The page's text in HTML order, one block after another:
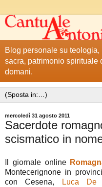
Blog personale su
sacra, patrimonio spirituale
domani.
mercoledì 31 agosto 2011
Sacerdote
scismatico in
Il giornale online
Montecerignone in
con Cesena,
Luca De